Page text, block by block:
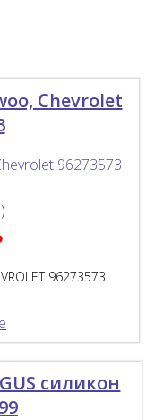
Chevrolet
96273573
силикон